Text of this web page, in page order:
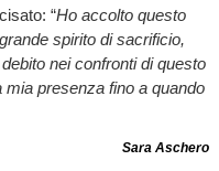
“Ho accolto questo
spirito di sacrificio,
nei confronti di questo
presenza fino a quando
Sara Aschero